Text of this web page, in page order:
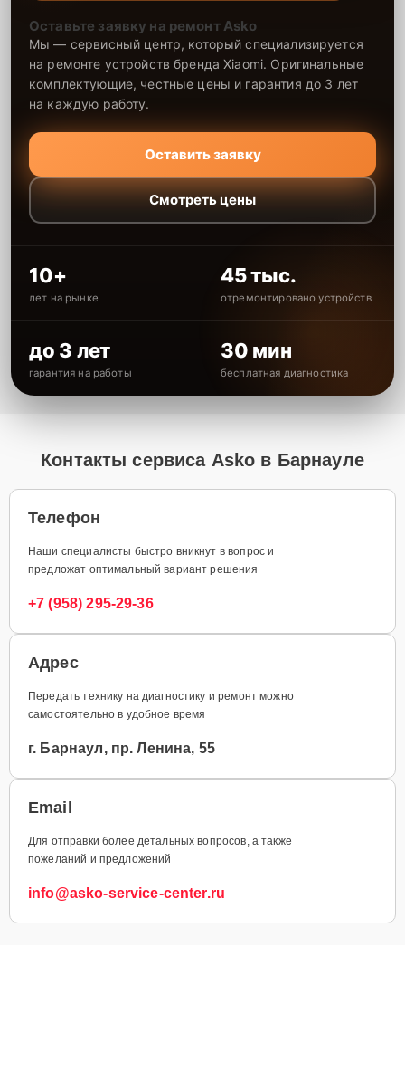
Оставьте заявку на ремонт Asko
Мы — сервисный центр, который специализируется
на ремонте устройств бренда Xiaomi. Оригинальные
комплектующие, честные цены и гарантия до 3 лет
на каждую работу.
Оставить заявку
Смотреть цены
10+
лет на рынке
45 тыс.
отремонтировано устройств
до 3 лет
гарантия на работы
30 мин
бесплатная диагностика
Контакты сервиса Asko в Барнауле
Телефон
Наши специалисты быстро вникнут в вопрос и
предложат оптимальный вариант решения
+7 (958) 295-29-36
Адрес
Передать технику на диагностику и ремонт можно
самостоятельно в удобное время
г. Барнаул, пр. Ленина, 55
Email
Для отправки более детальных вопросов, а также
пожеланий и предложений
info@asko-service-center.ru